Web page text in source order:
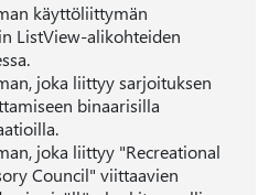
käyttöliittymän
ListView-alikohteiden
joka liittyy sarjoituksen
binaarisilla
joka liittyy "Recreational
Council" viittaavien